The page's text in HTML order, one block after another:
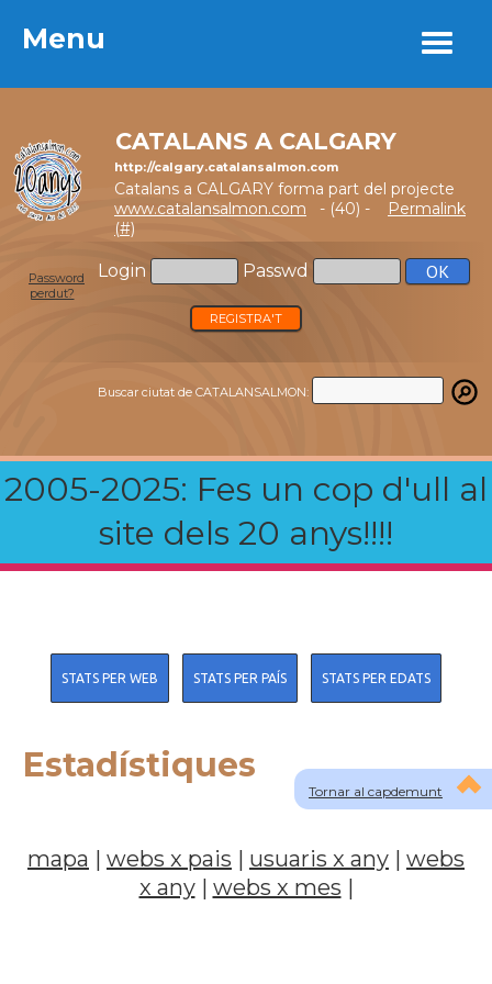
Menu
CATALANS A CALGARY
http://calgary.catalansalmon.com
Catalans a CALGARY forma part del projecte
www.catalansalmon.com - (40) -
Permalink
(#)
Login Passwd
Password
perdut?
REGISTRA'T
Buscar ciutat de CATALANSALMON:
2005-2025: Fes un cop d'ull al
site dels 20 anys!!!!
Menu
Tornar al capdemunt
STATS PER WEB STATS PER PAÍS STATS PER EDATS
Estadístiques
mapa | webs x pais | usuaris x any | webs
x any| webs x mes |